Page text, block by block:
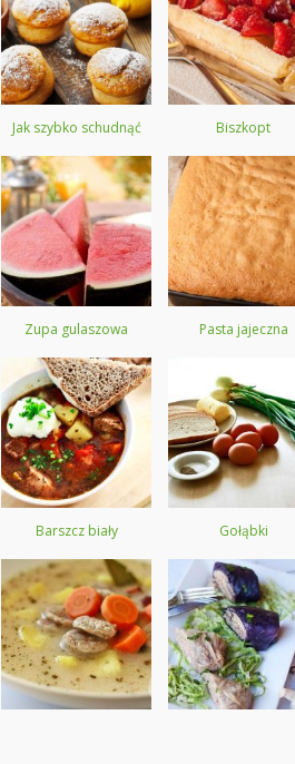
Jak szybko schudnąć Biszkopt
Zupa gulaszowa Pasta jajeczna
Barszcz biały Gołąbki